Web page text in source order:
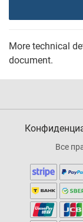
More technical
document.
Все